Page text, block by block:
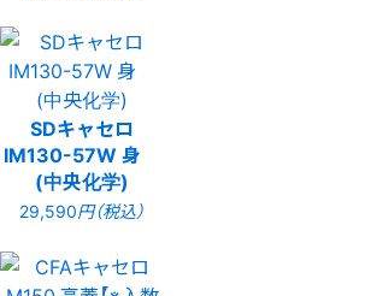
SDキャセロ
IM130-57W 身
(中央化学)
29,590円（税込）